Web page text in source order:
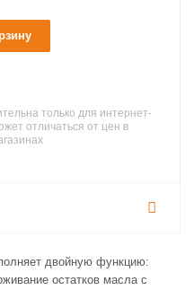
только для интернет-
отличаться от цен в
двойную функцию:
остатков масла с